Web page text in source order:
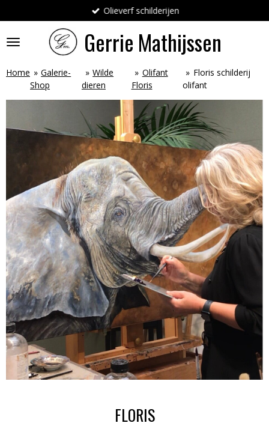
direct
naar
de
Gerrie Mathijssen
Olieverf schilderijen
Home » Galerie-
Shop
» Wilde
dieren
» Olifant
Floris
» Floris schilderij
olifant
FLORIS